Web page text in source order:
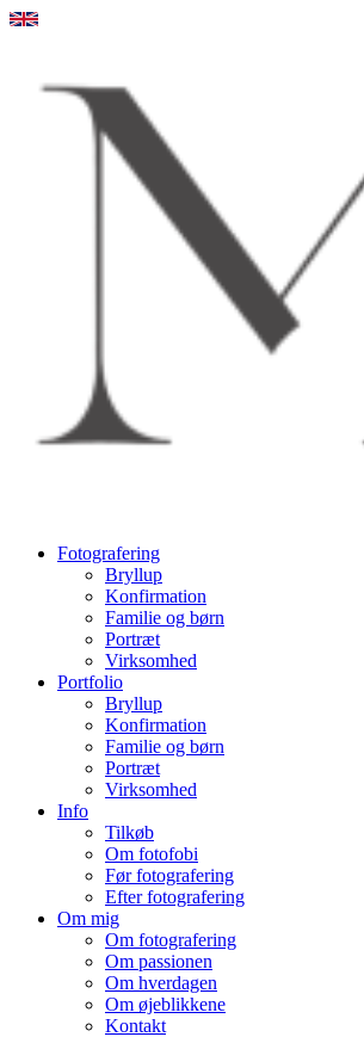
Videre
Fotografering
Bryllup
Konfirmation
Familie og børn
Portræt
Virksomhed
Portfolio
Bryllup
Konfirmation
Familie og børn
Portræt
Virksomhed
Info
Tilkøb
Om fotofobi
Før fotografering
Efter fotografering
Om mig
Om fotografering
Om passionen
Om hverdagen
Om øjeblikkene
Kontakt